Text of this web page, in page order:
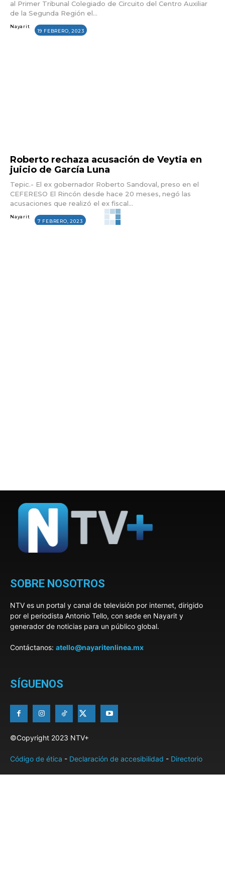
al Primer Tribunal Colegiado de Circuito del Centro Auxiliar
de la Segunda Región el...
Nayarit
19 FEBRERO, 2023
Roberto rechaza acusación de Veytia en
juicio de García Luna
Tepic.- El ex gobernador Roberto Sandoval, preso en el
CEFERESO El Rincón desde hace 20 meses, negó las
acusaciones que realizó el ex fiscal...
Nayarit
7 FEBRERO, 2023
SOBRE NOSOTROS
NTV es un portal y canal de televisión por internet, dirigido
por el periodista Antonio Tello, con sede en Nayarit y
generador de noticias para un público global.
Contáctanos: atello@nayaritenlinea.mx
SÍGUENOS
©Copyright 2023 NTV+
Código de ética - Declaración de accesibilidad - Directorio